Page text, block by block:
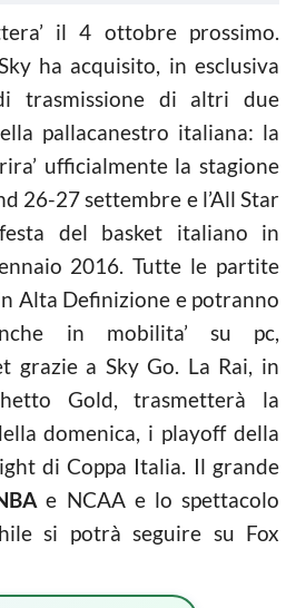
il 4 ottobre prossimo.
ha acquisito, in esclusiva
trasmissione di altri due
pallacanestro italiana: la
ufficialmente la stagione
26-27 settembre e l’All Star
del basket italiano in
2016. Tutte le partite
Alta Definizione e potranno
in mobilita’ su pc,
grazie a Sky Go. La Rai, in
Gold, trasmetterà la
domenica, i playoff della
di Coppa Italia. Il grande
e NCAA e lo spettacolo
si potrà seguire su Fox